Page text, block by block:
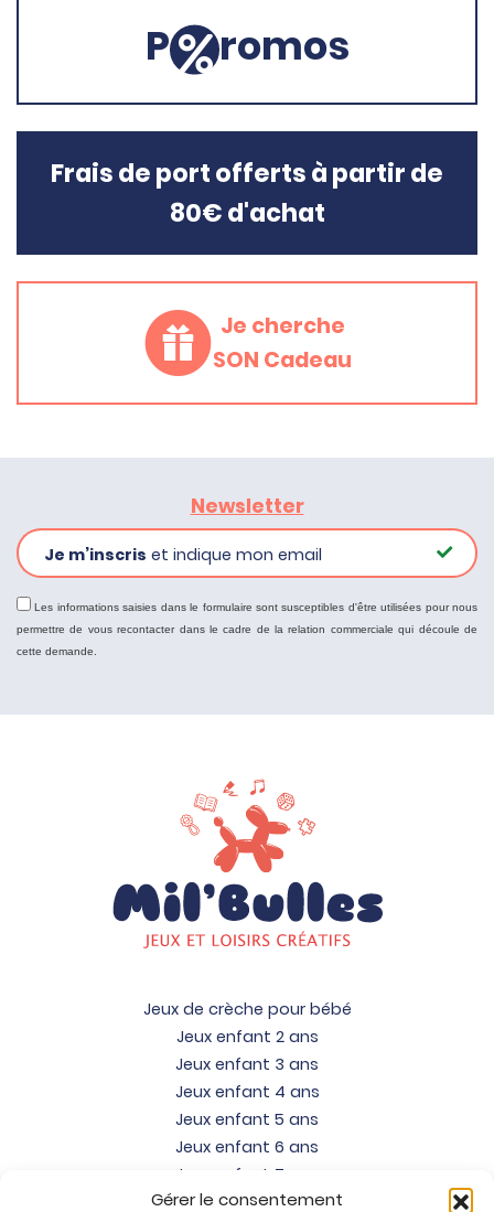
Gérer le consentement
P romos
Frais de port offerts à partir de
80€ d'achat
Je cherche
SON Cadeau
Newsletter
Je m’inscris et indique mon email
Les informations saisies dans le formulaire sont susceptibles d'être utilisées pour nous
permettre de vous recontacter dans le cadre de la relation commerciale qui découle de
cette demande.
Jeux de crèche pour bébé
Jeux enfant 2 ans
Jeux enfant 3 ans
Jeux enfant 4 ans
Jeux enfant 5 ans
Jeux enfant 6 ans
Jeux enfant 7 ans
Jeux enfant 8 ans